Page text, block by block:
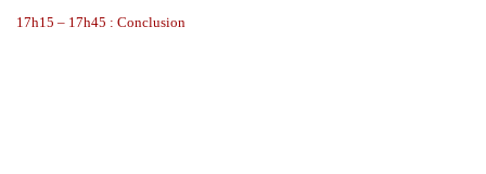
17h15 – 17h45 : Conclusion